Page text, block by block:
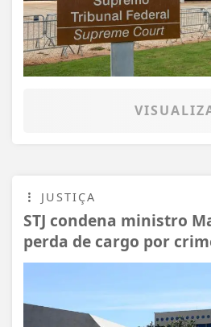
JUSTIÇA
STJ condena ministro
perda de cargo por